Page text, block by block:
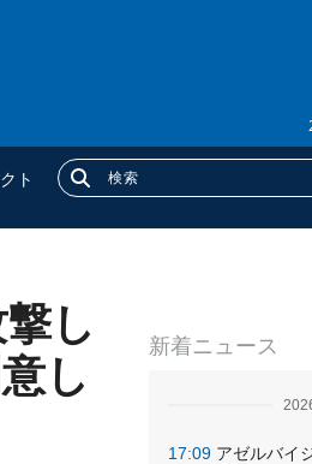
ト
購読
新着ニュース
17:09 アゼルバイ
し
し